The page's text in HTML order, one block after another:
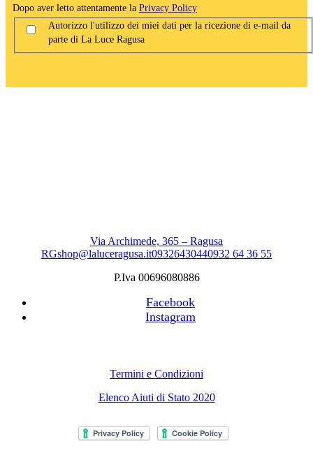
Dopo aver letto attentamente la Privacy Policy
Autorizzo l'utilizzo dei miei dati per la ricezione di e-mail da
parte di La Luce Ragusa
Via Archimede, 365 – Ragusa
RGshop@laluceragusa.it09326430440932 64 36 55
P.Iva 00696080886
Facebook
Instagram
Termini e Condizioni
Elenco Aiuti di Stato 2020